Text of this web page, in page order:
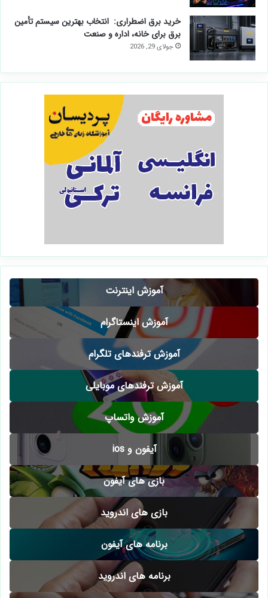
خرید برق اضطراری: انتخاب بهترین سیستم تأمین
برق برای خانه، اداره و صنعت
جولای 29, 2026
آموزش اینترنت
آموزش اینستاگرام
آموزش ترفندهای تلگرام
آموزش ترفندهای موبایلی
آموزش واتساپ
آیفون و ios
بازی های آیفون
بازی های اندروید
برنامه های آیفون
برنامه های اندروید